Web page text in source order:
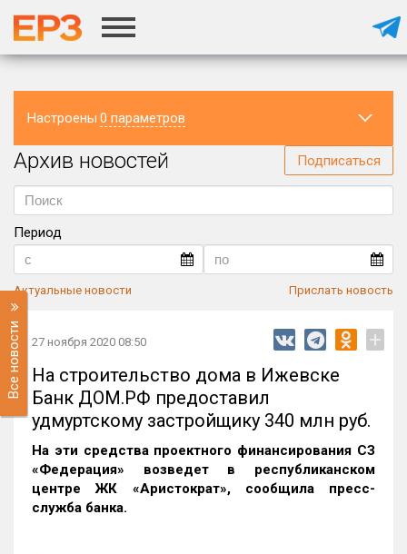
Настроены 0 параметров
Регион
Архив новостей Подписаться
Период
Актуальные новости Прислать новость
Все новости 27 ноября 2020 08:50 +
На строительство дома в Ижевске
Банк ДОМ.РФ предоставил
удмуртскому застройщику 340 млн руб.
На эти средства проектного финансирования СЗ
«Федерация» возведет в республиканском
центре ЖК «Аристократ», сообщила пресс-
служба банка.